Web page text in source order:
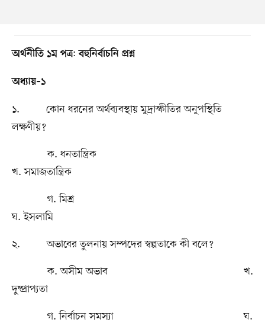
অর্থনীতি ১ম পত্র:বহুনির্বাচনি প্রশ্ন
অধ্যায়–১
১. কোন ধরনের অর্থব্যবস্থায় মুদ্রাস্ফীতির অনুপস্থিতি
লক্ষণীয়?
ক. ধনতান্ত্রিক
খ. সমাজতান্ত্রিক
গ. মিশ্র
ঘ. ইসলামি
২. অভাবের তুলনায় সম্পদের স্বল্পতাকে কী বলে?
ক. অসীম অভাব খ.
দুষ্প্রাপ্যতা
গ. নির্বাচন সমস্যা ঘ.